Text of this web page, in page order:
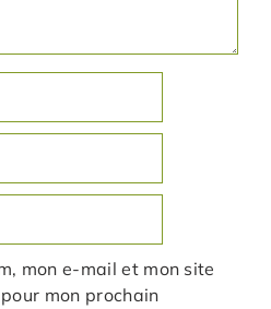
mon e-mail et mon site
mon prochain